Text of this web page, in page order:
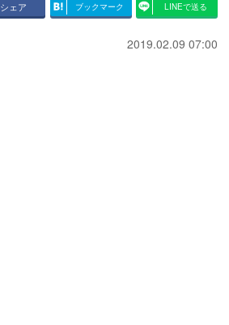
シェア ブックマーク LINEで送る
2019.02.09 07:00